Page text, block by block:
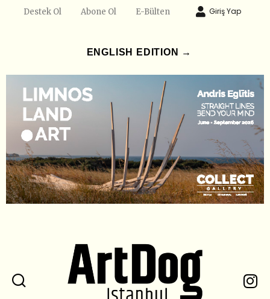
Destek Ol Abone Ol E-Bülten Giriş Yap
ENGLISH EDITION →